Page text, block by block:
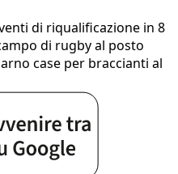
di riqualificazione in 8
di rugby al posto
case per braccianti al